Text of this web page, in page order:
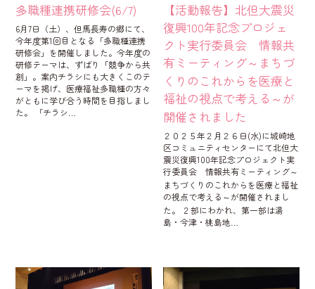
多職種連携研修会(6/7)
6月7日（土）、但馬長寿の郷にて、
今年度第1回目となる「多職種連携
研修会」を開催しました。今年度の
研修テーマは、ずばり「競争から共
創」。案内チラシにも大きくこのテ
ーマを掲げ、医療福祉多職種の方々
がともに学び合う時間を目指しまし
た。 「チラシ…
【活動報告】北但大震災
復興100年記念プロジェ
クト実行委員会 情報共
有ミーティング～まちづ
くりのこれからを医療と
福祉の視点で考える～が
開催されました
２０２５年２月２６日(水)に城崎地
区コミュニティセンターにて北但大
震災復興100年記念プロジェクト実
行委員会 情報共有ミーティング～
まちづくりのこれからを医療と福祉
の視点で考える～が開催されまし
た。 ２部にわかれ、第一部は湯
島・今津・桃島地…